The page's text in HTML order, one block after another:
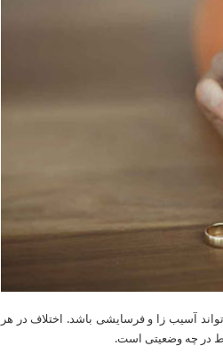
آسیب زا و فرسایشی باشد. اختلاف در هر
در چه وضعیتی است.